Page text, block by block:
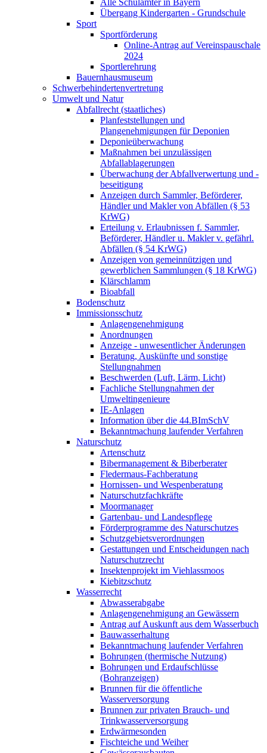
Alle Schulämter in Bayern
Übergang Kindergarten - Grundschule
Sport
Sportförderung
Online-Antrag auf Vereinspauschale
2024
Sportlerehrung
Bauernhausmuseum
Schwerbehindertenvertretung
Umwelt und Natur
Abfallrecht (staatliches)
Planfeststellungen und
Plangenehmigungen für Deponien
Deponieüberwachung
Maßnahmen bei unzulässigen
Abfallablagerungen
Überwachung der Abfallverwertung und -
beseitigung
Anzeigen durch Sammler, Beförderer,
Händler und Makler von Abfällen (§ 53
KrWG)
Erteilung v. Erlaubnissen f. Sammler,
Beförderer, Händler u. Makler v. gefährl.
Abfällen (§ 54 KrWG)
Anzeigen von gemeinnützigen und
gewerblichen Sammlungen (§ 18 KrWG)
Klärschlamm
Bioabfall
Bodenschutz
Immissionsschutz
Anlagengenehmigung
Anordnungen
Anzeige - unwesentlicher Änderungen
Beratung, Auskünfte und sonstige
Stellungnahmen
Beschwerden (Luft, Lärm, Licht)
Fachliche Stellungnahmen der
Umweltingenieure
IE-Anlagen
Information über die 44.BImSchV
Bekanntmachung laufender Verfahren
Naturschutz
Artenschutz
Bibermanagement & Biberberater
Fledermaus-Fachberatung
Hornissen- und Wespenberatung
Naturschutzfachkräfte
Moormanager
Gartenbau- und Landespflege
Förderprogramme des Naturschutzes
Schutzgebietsverordnungen
Gestattungen und Entscheidungen nach
Naturschutzrecht
Insektenprojekt im Viehlassmoos
Kiebitzschutz
Wasserrecht
Abwasserabgabe
Anlagengenehmigung an Gewässern
Antrag auf Auskunft aus dem Wasserbuch
Bauwasserhaltung
Bekanntmachung laufender Verfahren
Bohrungen (thermische Nutzung)
Bohrungen und Erdaufschlüsse
(Bohranzeigen)
Brunnen für die öffentliche
Wasserversorgung
Brunnen zur privaten Brauch- und
Trinkwasserversorgung
Erdwärmesonden
Fischteiche und Weiher